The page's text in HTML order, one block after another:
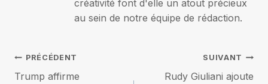
créativité font d'elle un atout précieux
au sein de notre équipe de rédaction.
Navigation
PRÉCÉDENT
Trump affirme
SUIVANT
Rudy Giuliani ajoute